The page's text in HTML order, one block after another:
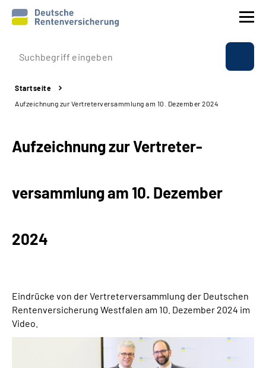
Prävention
Reha
Experten
Suche
Language
Inhalte in Gebärdensprache (DGS)
Startseite
Aufzeichnung zur Vertreter­versammlung am 10. Dezember 2024
Aufzeichnung zur Vertreter­
versammlung am 10. Dezember
2024
Eindrücke von der Vertreterversammlung der Deutschen
Rentenversicherung Westfalen am 10. Dezember 2024 im
Video.